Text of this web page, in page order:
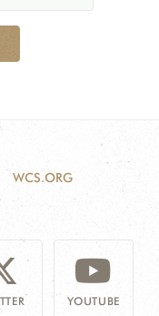
WCS.ORG
YOUTUBE